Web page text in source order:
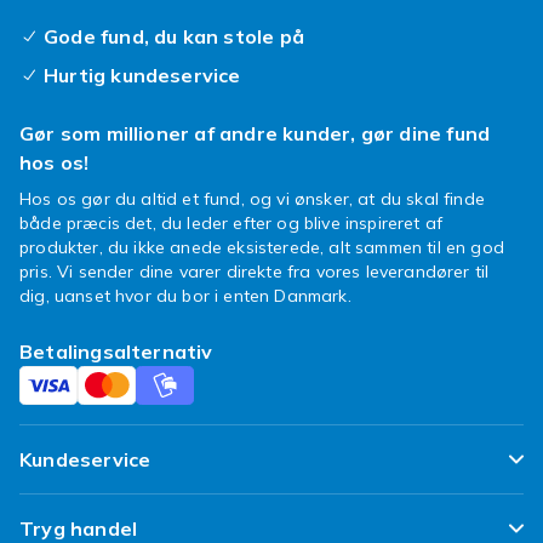
neglene er blevet tilføjet.
Se också
énfarvede neglelak
Negle er en vigtig del af dit personlige udtryk
og en essentiel del af din daglige hygiejne og
pleje. At have smukke, veltrimmede negle
kræver de rigtige produkter og den rigtige
teknik. Med et godt udvalg af neglepleje-
produkter kan du opnå professionelle
resultater derhjemme uden at besøge en salon.
gelnegle, acrylnegle eller kunstige negle,
finder du alt hvad du har brug for i vores brede
sortiment. Neglepleje handler ikke kun om
æstetik – det handler også om at holde dine
Gode fund, du kan stole på
Hurtig kundeservice
Gør som millioner af andre kunder, gør dine fund
hos os!
Hos os gør du altid et fund, og vi ønsker, at du skal finde
både præcis det, du leder efter og blive inspireret af
produkter, du ikke anede eksisterede, alt sammen til en god
pris. Vi sender dine varer direkte fra vores leverandører til
dig, uanset hvor du bor i enten Danmark.
Betalingsalternativ
Kundeservice
Ofte stillede spørgsmål
Tryg handel